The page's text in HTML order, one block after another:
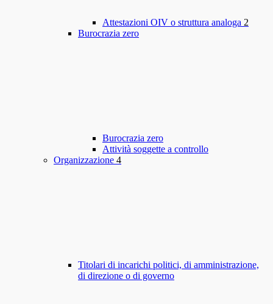
Attestazioni OIV o struttura analoga 2
Burocrazia zero
Burocrazia zero
Attività soggette a controllo
Organizzazione 4
Titolari di incarichi politici, di amministrazione,
di direzione o di governo